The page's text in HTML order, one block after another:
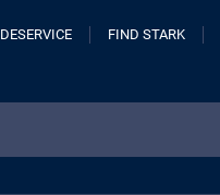
FIND STARK